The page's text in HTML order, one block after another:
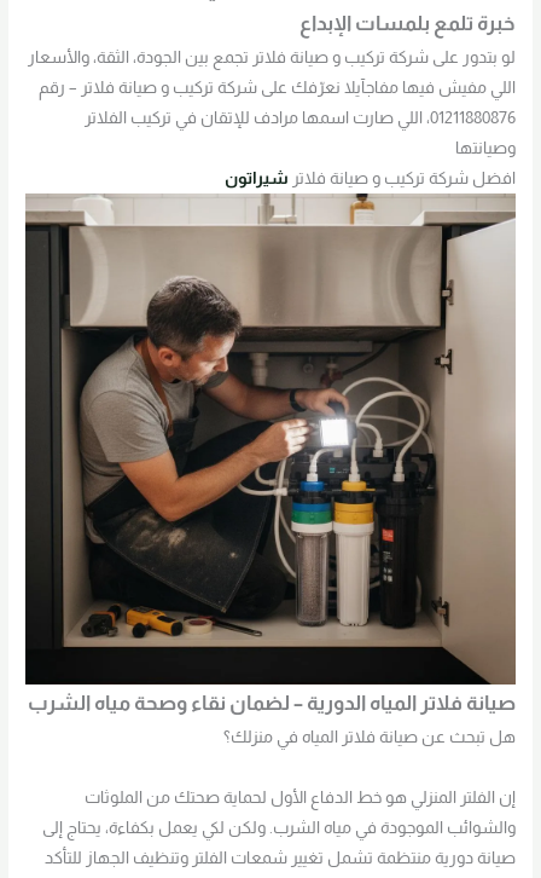
خبرة تلمع بلمسات الإبداع
لو بتدور على شركة تركيب و صيانة فلاتر تجمع بين الجودة، الثقة، والأسعار
اللي مفيش فيها مفاجآيلا نعرّفك على شركة تركيب و صيانة فلاتر – رقم
01211880876، اللي صارت اسمها مرادف للإتقان في تركيب الفلاتر
وصيانتها
افضل شركة تركيب و صيانة فلاتر شيراتون
صيانة فلاتر المياه الدورية – لضمان نقاء وصحة مياه الشرب
هل تبحث عن صيانة فلاتر المياه في منزلك؟
إن الفلتر المنزلي هو خط الدفاع الأول لحماية صحتك من الملوثات
والشوائب الموجودة في مياه الشرب. ولكن لكي يعمل بكفاءة، يحتاج إلى
صيانة دورية منتظمة تشمل تغيير شمعات الفلتر وتنظيف الجهاز للتأكد